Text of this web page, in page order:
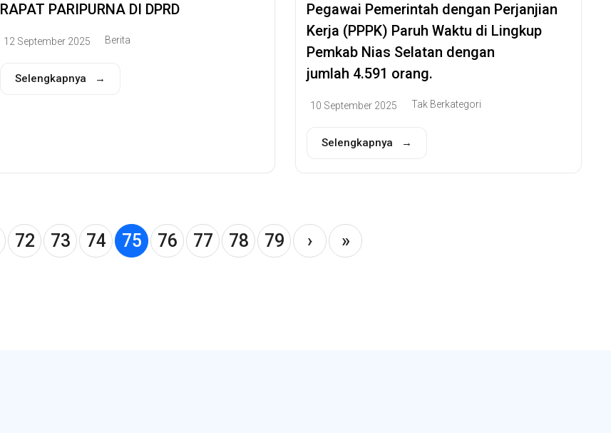
RAPAT PARIPURNA DI DPRD
12 September 2025 Berita
Selengkapnya →
Pegawai Pemerintah dengan Perjanjian
Kerja (PPPK) Paruh Waktu di Lingkup
Pemkab Nias Selatan dengan
jumlah 4.591 orang.
10 September 2025 Tak Berkategori
Selengkapnya →
72 73 74 75 76 77 78 79 › »